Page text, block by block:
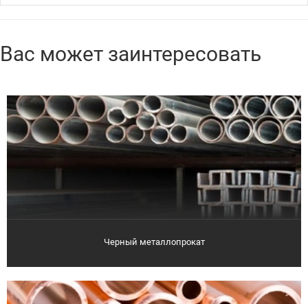
Вас может заинтересовать
Черный металлопрокат